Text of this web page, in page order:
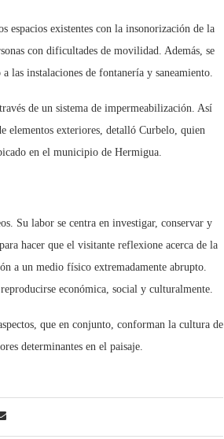
espacios existentes con la insonorización de la
con dificultades de movilidad. Además, se
las instalaciones de fontanería y saneamiento.
de un sistema de impermeabilización. Así
elementos exteriores, detalló Curbelo, quien
en el municipio de Hermigua.
Su labor se centra en investigar, conservar y
hacer que el visitante reflexione acerca de la
a un medio físico extremadamente abrupto.
económica, social y culturalmente.
que en conjunto, conforman la cultura de
determinantes en el paisaje.